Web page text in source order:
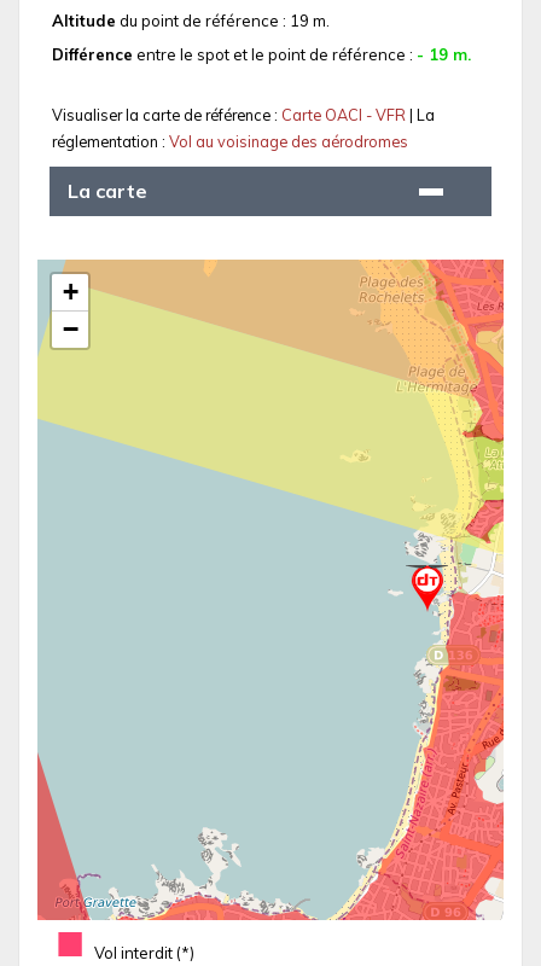
Altitude du point de référence : 19 m.
Différence entre le spot et le point de référence : - 19 m.
Visualiser la carte de référence : Carte OACI - VFR| La
réglementation : Vol au voisinage des aérodromes
La carte
■ Vol interdit (*)